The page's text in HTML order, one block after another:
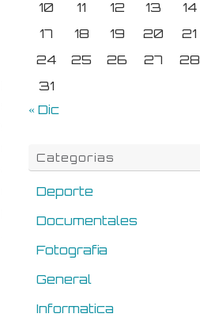
10
11 12 13 14
17
18 19 20 21
24
25 26 27 28
31
« Dic
Categorias
Deporte
Documentales
Fotografia
General
Informatica